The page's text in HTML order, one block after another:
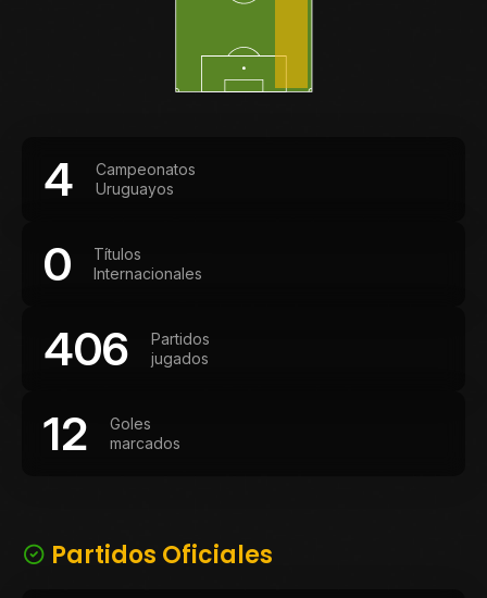
4
Campeonatos
Uruguayos
0
Títulos
Internacionales
406
Partidos
jugados
12
Goles
marcados
Partidos Oficiales